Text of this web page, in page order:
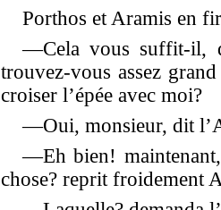
Porthos et Aramis en
—Cela vous suffit-il,
trouvez-vous assez
croiser l’épée avec moi?
—Oui, monsieur, dit
—Eh bien!
chose? reprit froidement